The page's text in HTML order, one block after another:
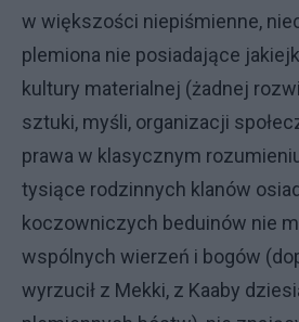
w większości niepiśmienne,
plemiona nie posiadające
kultury materialnej (żadnej
sztuki, myśli, organizacji
prawa w klasycznym
tysiące rodzinnych klanów
koczowniczych beduinów nie
wspólnych wierzeń i bogów
wyrzucił z Mekki, z Kaaby